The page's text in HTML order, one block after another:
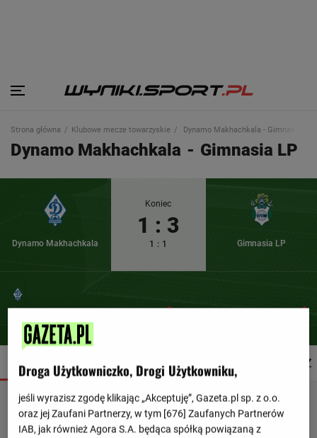
Strona główna Klubowe mecze towarzyskie Dynamo Makhachkala - Gimnasia LP
Dynamo Makhachkala - Gimnasia LP
Dynamo Makhachkala
Koniec
1 : 3
1 : 1 Gimnasia LP
SZCZEGÓŁY SKŁADY STATYSTYKI TERMINARZ
Droga Użytkowniczko, Drogi Użytkowniku,
jeśli wyrazisz zgodę klikając „Akceptuję”, Gazeta.pl sp. z o.o.
oraz jej Zaufani Partnerzy, w tym [676] Zaufanych Partnerów
IAB, jak również Agora S.A. będąca spółką powiązaną z